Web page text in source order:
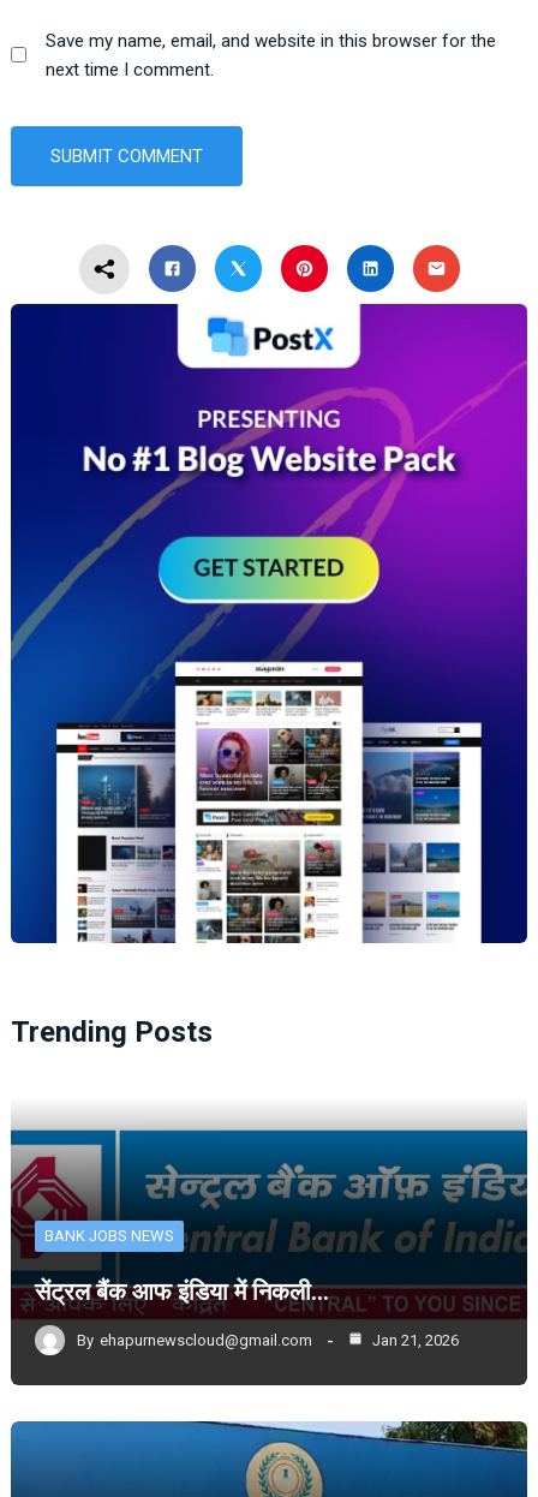
Save my name, email, and website in this browser for the
next time I comment.
Trending Posts
BANK JOBS NEWS
सेंट्रल बैंक आफ इंडिया में निकली…
By ehapurnewscloud@gmail.com Jan 21, 2026